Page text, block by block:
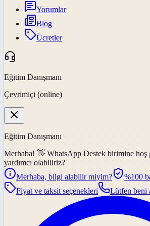
Yorumlar
Blog
Ücretler
Eğitim Danışmanı
Çevrimiçi (online)
Eğitim Danışmanı
Merhaba! 👋 WhatsApp Destek birimine hoş
yardımcı olabiliriz?
Merhaba, bilgi alabilir miyim?
%100
Fiyat ve taksit seçenekleri
Lütfen beni